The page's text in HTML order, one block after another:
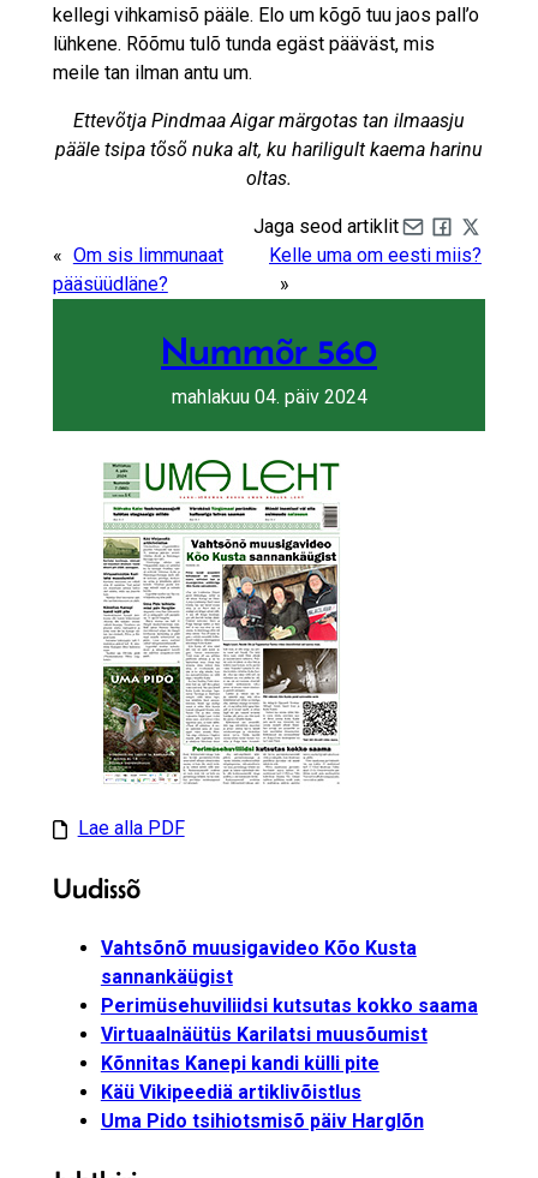
kellegi vihkamisõ pääle. Elo um kõgõ tuu jaos pall’o
lühkene. Rõõmu tulõ tunda egäst pääväst, mis
meile tan ilman antu um.
Ettevõtja Pindmaa Aigar märgotas tan ilmaasju
pääle tsipa tõsõ nuka alt, ku hariligult kaema harinu
oltas.
Jaga seod artiklit
Share by e-mail
Share on
Share on
« Om sis limmunaat
pääsüüdläne?
Kelle uma om eesti miis?
»
Nummõr 560
mahlakuu 04. päiv 2024
Lae alla PDF
Uudissõ
Vahtsõnõ muusigavideo Kõo Kusta
sannankäügist
Perimüsehuviliidsi kutsutas kokko saama
Virtuaalnäütüs Karilatsi muusõumist
Kõnnitas Kanepi kandi külli pite
Käü Vikipeediä artiklivõistlus
Uma Pido tsihiotsmisõ päiv Harglõn